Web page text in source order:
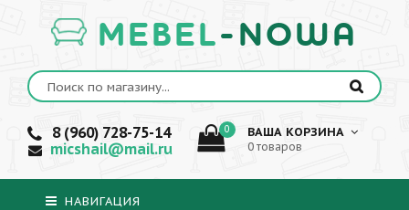
MEBEL-NOWA
8 (960) 728-75-14
micshail@mail.ru
0 ВАША КОРЗИНА
0 товаров
НАВИГАЦИЯ